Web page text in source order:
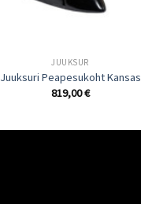
JUUKSUR
Juuksuri Peapesukoht Kansas
819,00€